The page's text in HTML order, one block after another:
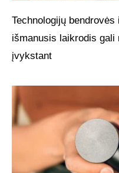
Technologijų
išmanusis laikrodis gali
įvykstant